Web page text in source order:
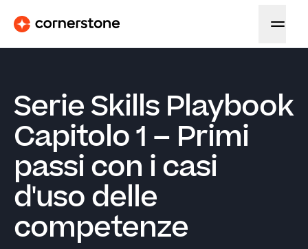
Serie Skills Playbook
Capitolo 1 – Primi
passi con i casi
d'uso delle
competenze